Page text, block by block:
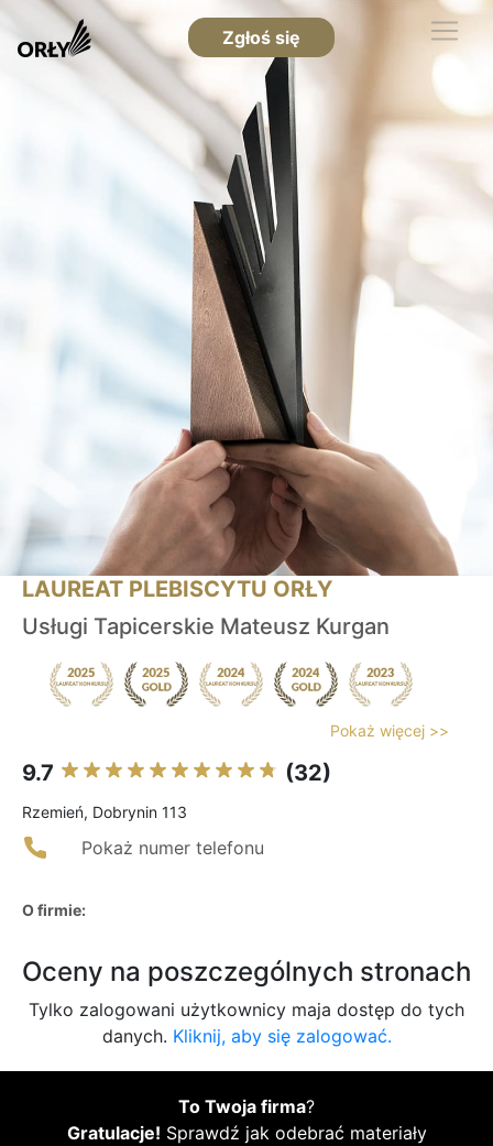
Zgłoś się
LAUREAT PLEBISCYTU ORŁY
Usługi Tapicerskie Mateusz Kurgan
Pokaż więcej >>
9.7 (32)
Rzemień, Dobrynin 113
Pokaż numer telefonu
O firmie:
Oceny na poszczególnych stronach
Tylko zalogowani użytkownicy maja dostęp do tych
danych. Kliknij, aby się zalogować.
To Twoja firma?
Gratulacje! Sprawdź jak odebrać materiały